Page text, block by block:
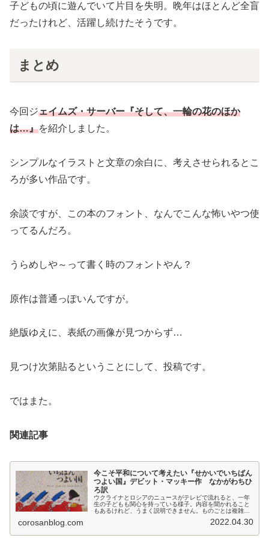
子どもの頃に遊んでいて片目を失明。晩年はほとんど全盲
だったけれど、活躍し続けたそうです。
まとめ
今回ジェイムズ・サーバー『そして、一輪の花のほか
は…』を紹介しました。
シンプルなイラストと文章の余白に、考えさせられるとこ
ろが多い作品です。
余談ですが、この本のフォント、なんでこんな怖いやつ使
ってるんだろ。
うらめしや～って書く時のフォントやん？
原作は普通っぽいんですが。
絶版ゆえに、表紙の画像が見つからず…
見つけ次第貼るということにして、投稿です。
ではまた。
関連記事
今こそ平和について考えたい『せかいでいちばん
つよい国』デビット・マッキー作 なかがわちひ
ろ訳
ウクライナとロシアのニュースがテレビで流れると、一年
生の子どもも関心を持っている様子。内容を聞かれること
もあるけれど、うまく説明できません。ものごとは複雑で
corosanblog.com 2022.04.30